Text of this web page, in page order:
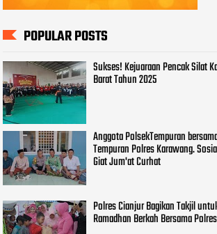
POPULAR POSTS
Sukses! Kejuaraan Pencak Silat
Barat Tahun 2025
Anggota PolsekTempuran
Tempuran Polres Karawang.
Giat Jum'at Curhat
Polres Cianjur Bagikan Takjil
Ramadhan Berkah Bersama